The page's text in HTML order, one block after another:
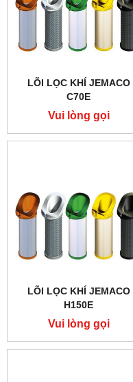
LÕI LỌC KHÍ JEMACO
C70E
Vui lòng gọi
LÕI LỌC KHÍ JEMACO
H150E
Vui lòng gọi